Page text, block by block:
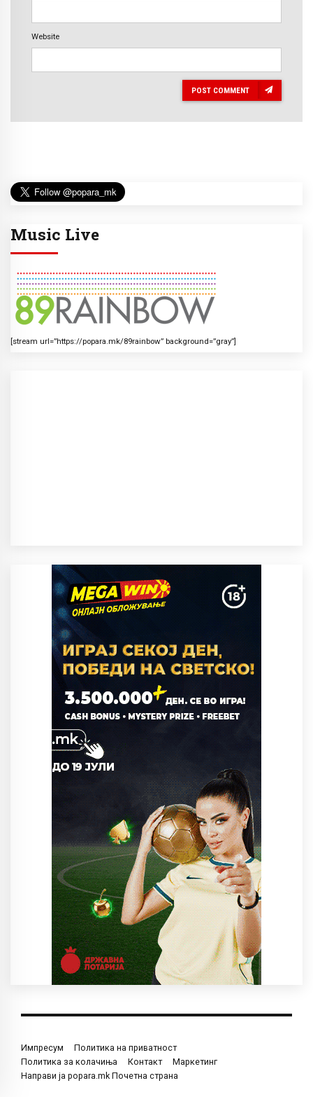
Website
POST COMMENT
Music Live
[stream url=”https://popara.mk/89rainbow” background=”gray”]
Импресум
Политика на приватност
Политика за колачиња
Контакт
Маркетинг
Направи ја popara.mk Почетна страна